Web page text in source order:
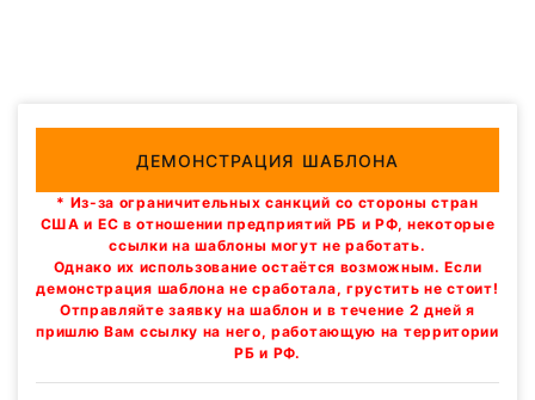
ДЕМОНСТРАЦИЯ ШАБЛОНА
* Из-за ограничительных санкций со стороны стран
США и ЕС в отношении предприятий РБ и РФ, некоторые
ссылки на шаблоны могут не работать.
Однако их использование остаётся возможным. Если
демонстрация шаблона не сработала, грустить не стоит!
Отправляйте заявку на шаблон и в течение 2 дней я
пришлю Вам ссылку на него, работающую на территории
РБ и РФ.